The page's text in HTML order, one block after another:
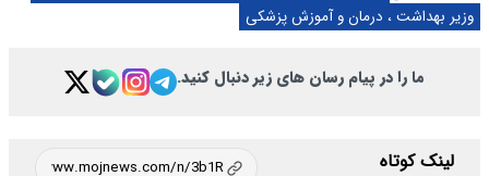
وزیر بهداشت ، درمان و آموزش پزشکی
ما را در پیام رسان های زیر دنبال کنید.
لینک کوتاه